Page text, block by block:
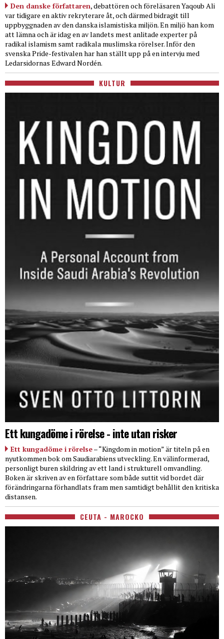
Den danske författaren, debattören och föreläsaren Yaqoub Ali
var tidigare en aktiv rekryterare åt, och därmed bidragit till
uppbyggnaden av den danska islamistiska miljön. En miljö han kom
att lämna och är idag en av landets mest anlitade experter på
radikal islamism samt radikala muslimska rörelser. Inför den
svenska Pride-festivalen har han ställt upp på en intervju med
Ledarsidornas Edward Nordén.
KULTUR
Ett kungadöme i rörelse - inte utan risker
Ett kungadöme i rörelse– “Kingdom in motion” är titeln på en
nyutkommen bok om Saudiarabiens utveckling. En välinformerad,
personligt buren skildring av ett land i strukturell omvandling.
Boken är skriven av en författare som både suttit vid bordet där
förändringarna förhandlats fram men samtidigt behållit den kritiska
distansen.
CEUTA - MAROCKO